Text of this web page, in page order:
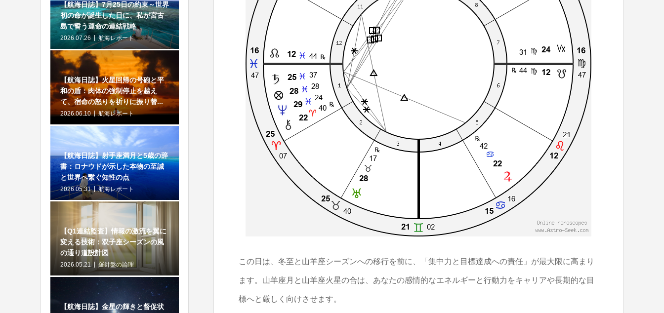
この日は、冬至と山羊座シーズンへの移行を前に、「集中力と目標達成への責任」が最大限に高まり
ます。山羊座月と山羊座火星の合は、あなたの感情的なエネルギーと行動力をキャリアや長期的な目
標へと厳しく向けさせます。
【航海日誌】7月25日の約束～世界
初の命が誕生した日に、私が宮古
島で誓う運命の連結戦略
2026.07.26 航海レポート
【航海日誌】火星回帰の号砲と平
和の盾：肉体の強制停止を越え
て、宿命の怒りを祈りに振り替...
2026.06.10 航海レポート
【航海日誌】射手座満月と5歳の辞
書：ロナウドが示した本物の至誠
と世界へ繋ぐ知性の点
2026.05.31 航海レポート
【Q1連結監査】情報の激流を翼に
変える技術：双子座シーズンの風
の通り道設計図
2026.05.21 羅針盤の論理
【航海日誌】金星の輝きと督促状